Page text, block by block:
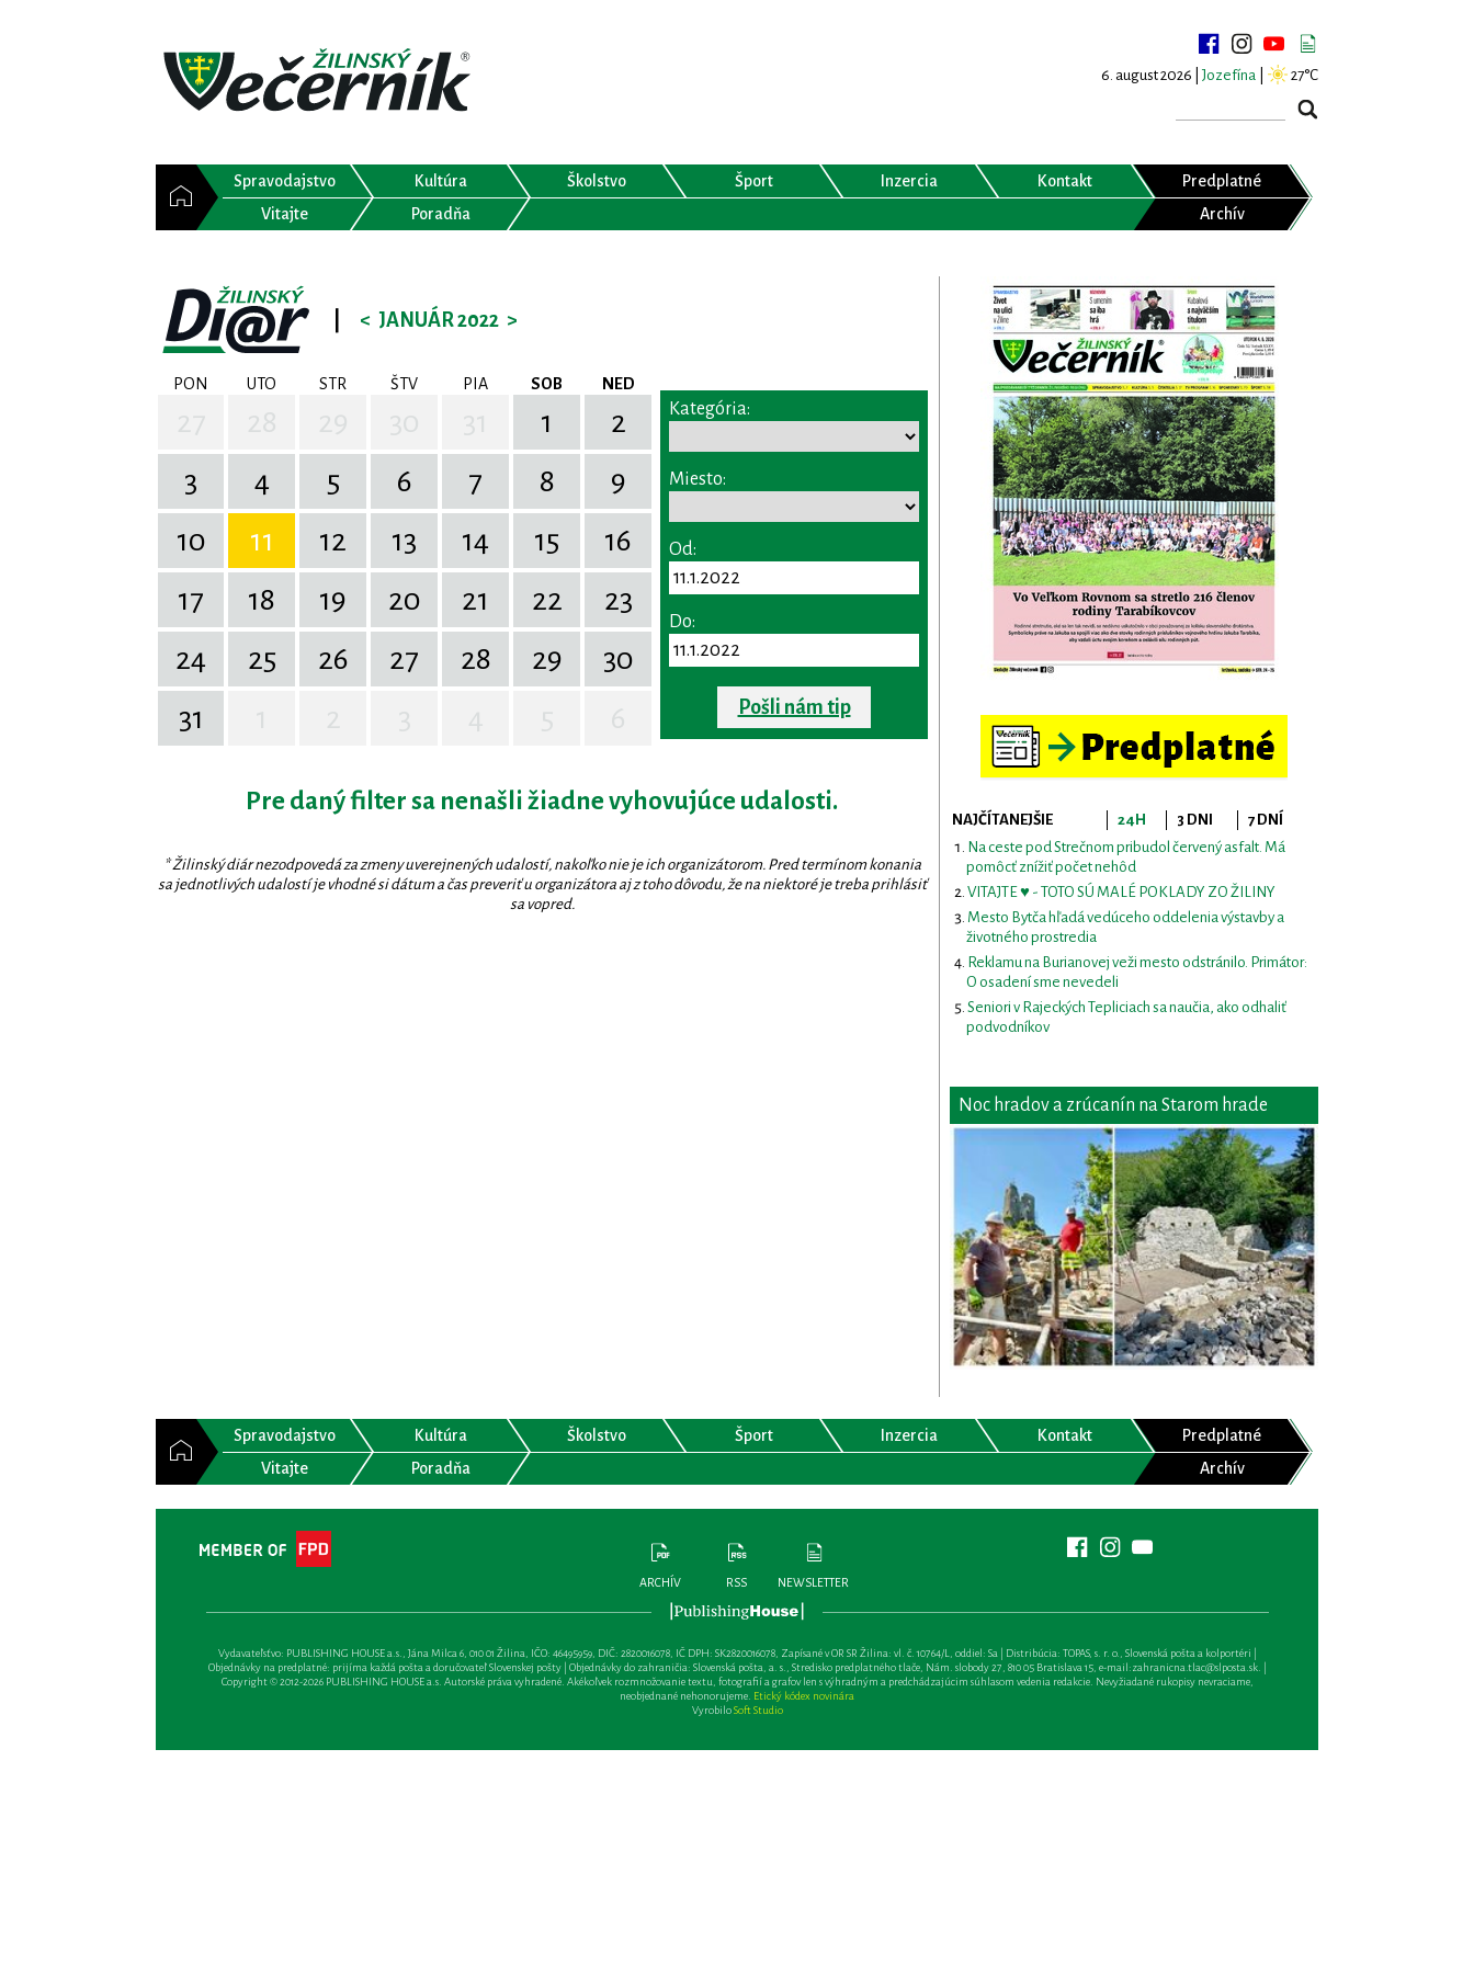
6. august 2026 | Jozefína 27°C
Spravodajstvo Kultúra Školstvo Šport Inzercia Kontakt
Predplatné
Vitajte
Poradňa Archív
< JANUÁR 2022 >
PON UTO STR ŠTV PIA SOB NED
1
2
3
4 5 6 7 8
9
10
11 12 13 14 15
16
17
18 19 20 21 22
23
24
25 26 27 28 29
30
31
Kategória:
Miesto:
Od:
Do:
Pošli nám tip
Pre daný filter sa nenašli žiadne vyhovujúce udalosti.
* Žilinský diár nezodpovedá za zmeny uverejnených udalostí, nakoľko nie je ich organizátorom. Pred termínom konania
sa jednotlivých udalostí je vhodné si dátum a čas preveriť u organizátora aj z toho dôvodu, že na niektoré je treba prihlásiť
sa vopred.
NAJČÍTANEJŠIE 24H 3 DNI
7 DNÍ
Na ceste pod Strečnom pribudol červený asfalt. Má
pomôcť znížiť počet nehôd
VITAJTE ♥ - TOTO SÚ MALÉ POKLADY ZO ŽILINY
Mesto Bytča hľadá vedúceho oddelenia výstavby a
životného prostredia
Reklamu na Burianovej veži mesto odstránilo. Primátor:
O osadení sme nevedeli
Seniori v Rajeckých Tepliciach sa naučia, ako odhaliť
podvodníkov
Noc hradov a zrúcanín na Starom hrade
Spravodajstvo Kultúra Školstvo Šport Inzercia Kontakt
Predplatné
Vitajte
Poradňa Archív
ARCHÍV RSS NEWSLETTER
Vydavateľsťvo: PUBLISHING HOUSE a.s., Jána Milca 6, 010 01 Žilina, IČO: 46495959, DIČ: 2820016078, IČ DPH: SK2820016078, Zapísané v OR SR Žilina: vl. č. 10764/L, oddiel: Sa | Distribúcia: TOPAS, s. r. o., Slovenská pošta a kolportéri |
Objednávky na predplatné: prijíma každá pošta a doručovateľ Slovenskej pošty | Objednávky do zahraničia: Slovenská pošta, a. s., Stredisko predplatného tlače, Nám. slobody 27, 810 05 Bratislava 15, e-mail:zahranicna.tlac@slposta.sk. |
Copyright © 2012-2026 PUBLISHING HOUSE a.s. Autorské práva vyhradené. Akékoľvek rozmnožovanie textu, fotografií a grafov len s výhradným a predchádzajúcim súhlasom vedenia redakcie. Nevyžiadané rukopisy nevraciame,
neobjednané nehonorujeme. Etický kódex novinára
VyrobiloSoft Studio